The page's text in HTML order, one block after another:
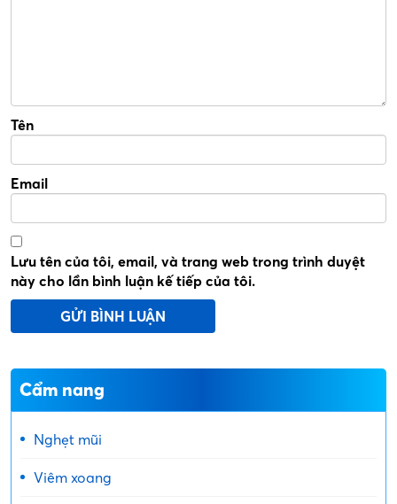
Tên
Email
Lưu tên của tôi, email, và trang web trong trình duyệt
này cho lần bình luận kế tiếp của tôi.
Cẩm nang
Nghẹt mũi
Viêm xoang